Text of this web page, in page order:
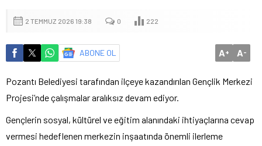
2 TEMMUZ 2026 19:38 0 222
ABONE OL A+ A-
Pozantı Belediyesi tarafından ilçeye kazandırılan Gençlik Merkezi
Projesi’nde çalışmalar aralıksız devam ediyor.
Gençlerin sosyal, kültürel ve eğitim alanındaki ihtiyaçlarına cevap
vermesi hedeflenen merkezin inşaatında önemli ilerleme